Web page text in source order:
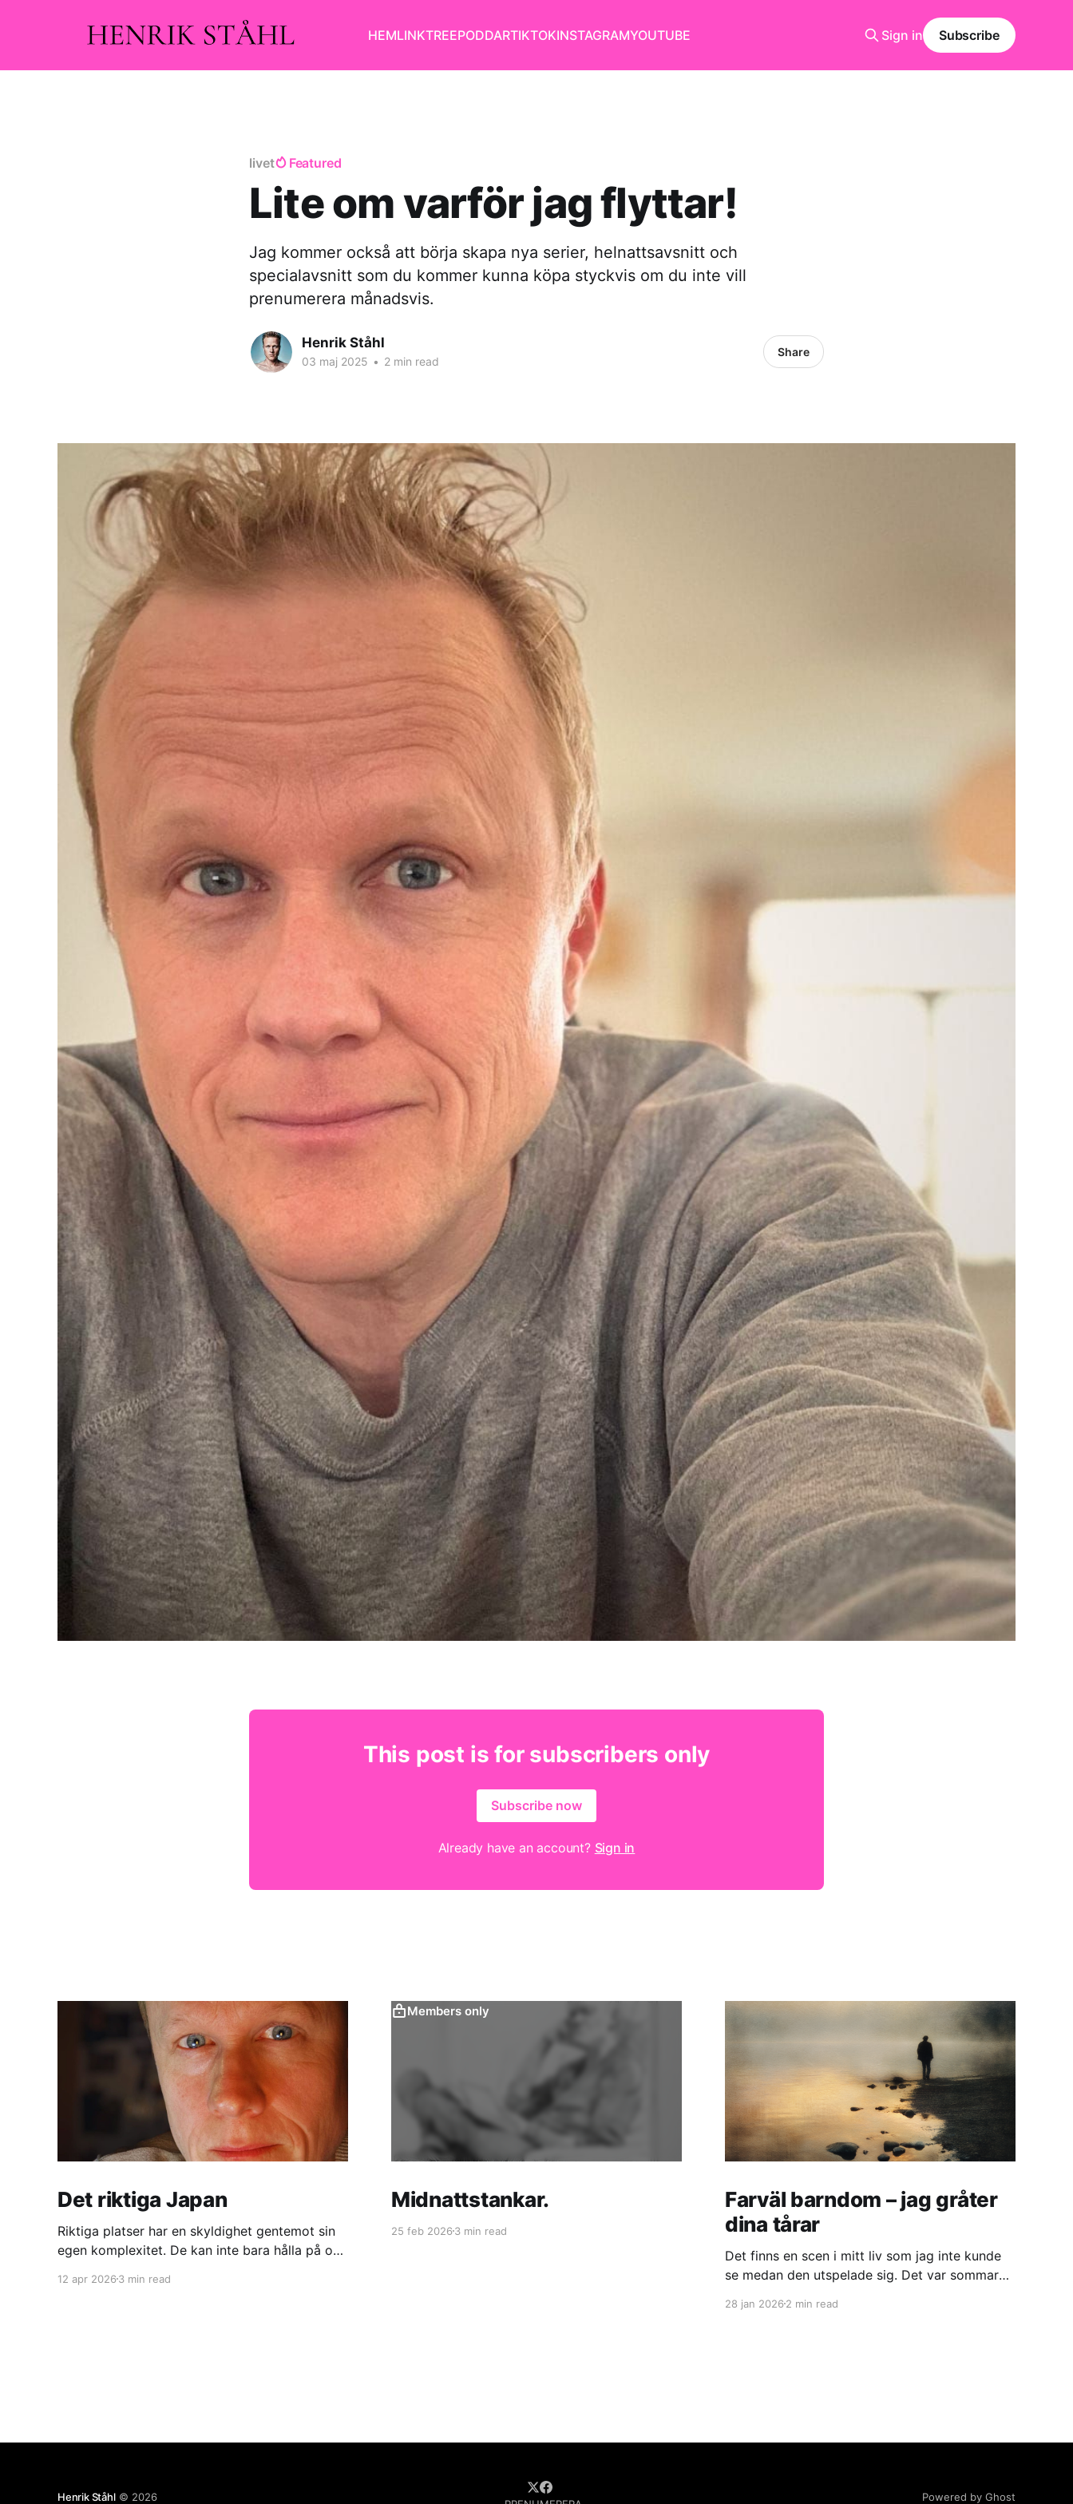
HEMLINKTREEPODDARTIKTOKINSTAGRAMYOUTUBE Sign in Subscribe
livet Featured
Lite om varför jag flyttar!
Jag kommer också att börja skapa nya serier, helnattsavsnitt och
specialavsnitt som du kommer kunna köpa styckvis om du inte vill
prenumerera månadsvis.
Henrik Ståhl
03 maj 2025 • 2 min read
Share
This post is for subscribers only
Subscribe now
Already have an account? Sign in
Det riktiga Japan
Riktiga platser har en skyldighet gentemot sin
egen komplexitet. De kan inte bara hålla på och
industriområde. En riktig pittoresk liten
12 apr 2026 3 min read
Members only
Midnattstankar.
25 feb 20263 min read
Farväl barndom – jag gråter
dina tårar
Det finns en scen i mitt liv som jag inte kunde
se medan den utspelade sig. Det var sommaren
antagen på scenskolan i Göteborg, och mitt liv
28 jan 20262 min read
Henrik Ståhl© 2026 Powered by Ghost